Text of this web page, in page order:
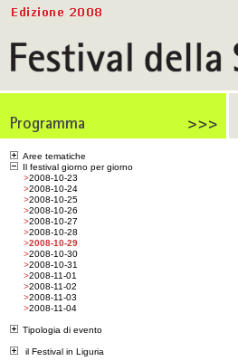
Aree tematiche
Il festival giorno per giorno
>2008-10-23
>2008-10-24
>2008-10-25
>2008-10-26
>2008-10-27
>2008-10-28
>2008-10-29
>2008-10-30
>2008-10-31
>2008-11-01
>2008-11-02
>2008-11-03
>2008-11-04
Tipologia di evento
il Festival in Liguria